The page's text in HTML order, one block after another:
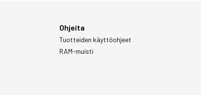
Ohjeita
Tuotteiden käyttöohjeet
RAM-muisti